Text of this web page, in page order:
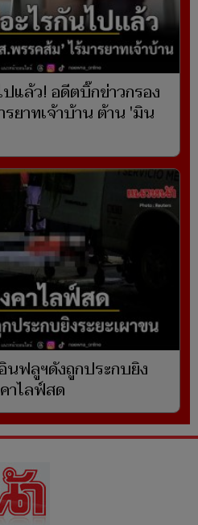
แล้ว! อดีตบิ๊กข่าวกรอง
ยาทเจ้าบ้าน ต้าน 'มิน
นฟลูฯดังถูกประกบยิง
าไลฟ์สด